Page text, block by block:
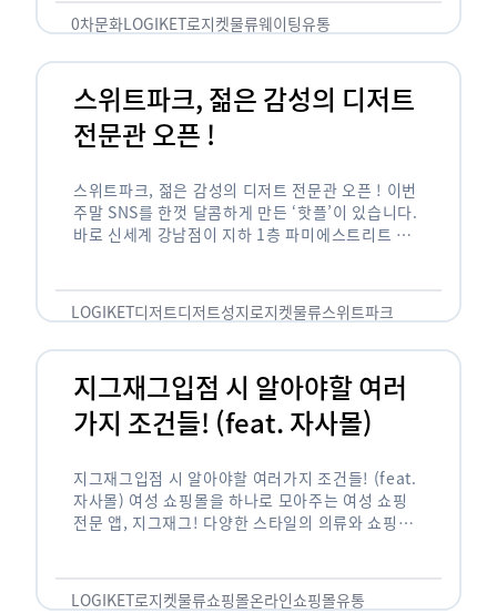
0차문화LOGIKET로지켓물류웨이팅유통
스위트파크, 젊은 감성의 디저트
전문관 오픈 !
스위트파크, 젊은 감성의 디저트 전문관 오픈 ! 이번
주말 SNS를 한껏 달콤하게 만든 ‘핫플’이 있습니다.
바로 신세계 강남점이 지하 1층 파미에스트리트 분
LOGIKET디저트디저트성지로지켓물류스위트파크
지그재그입점 시 알아야할 여러
가지 조건들! (feat. 자사몰)
지그재그입점 시 알아야할 여러가지 조건들! (feat.
자사몰) 여성 쇼핑몰을 하나로 모아주는 여성 쇼핑
전문 앱, 지그재그! 다양한 스타일의 의류와 쇼핑몰
LOGIKET로지켓물류쇼핑몰온라인쇼핑몰유통